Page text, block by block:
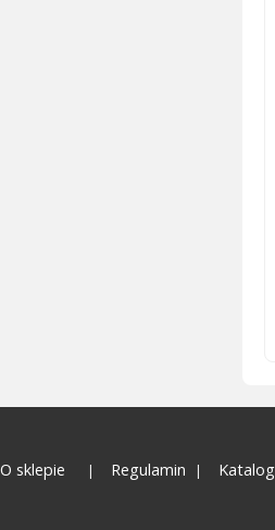
O sklepie Regulamin Katalog